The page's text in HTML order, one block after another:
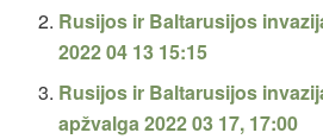
Rusijos ir Baltarusijos
2022 04 13 15:15
Rusijos ir Baltarusijos
apžvalga 2022 03 17, 17:00